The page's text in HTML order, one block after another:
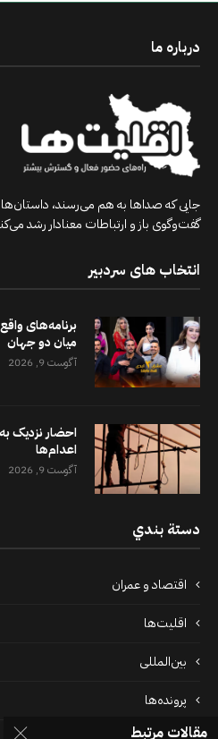
درباره ما
جایی که صداها به هم می‌رسند،
گفت‌وگوی باز و ارتباطات معنادار رشد
انتخاب های سردبیر
برنامه‌های
میان دو جهان
آگوست 9, 2026
اعدام‌ها
آگوست 9, 2026
دستة بندي
اقتصاد و عمران
اقلیت‌ها
بین‌المللی
پرونده‌ها
مقالات مرتبط